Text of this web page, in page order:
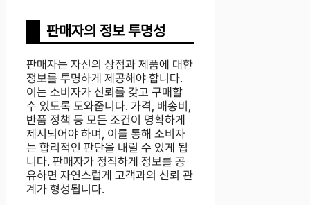
판매자의 정보 투명성
판매자는 자신의 상점과 제품에 대한
정보를 투명하게 제공해야 합니다.
이는 소비자가 신뢰를 갖고 구매할
수 있도록 도와줍니다. 가격, 배송비,
반품 정책 등 모든 조건이 명확하게
제시되어야 하며, 이를 통해 소비자
는 합리적인 판단을 내릴 수 있게 됩
니다. 판매자가 정직하게 정보를 공
유하면 자연스럽게 고객과의 신뢰 관
계가 형성됩니다.